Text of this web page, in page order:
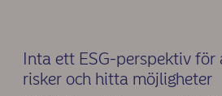
Inta ett ESG-perspektiv för
risker och hitta möjligheter